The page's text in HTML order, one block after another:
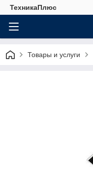
ТехникаПлюс
Товары и услуги